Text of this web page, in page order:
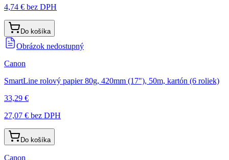
4,74 € bez DPH
Do košíka
Obrázok nedostupný
Canon
SmartLine rolový papier 80g, 420mm (17"), 50m, kartón (6 roliek)
33,29 €
27,07 € bez DPH
Do košíka
Canon